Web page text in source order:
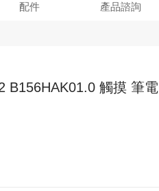
配件 產品諮詢
B156HAK01.0 觸摸 筆電